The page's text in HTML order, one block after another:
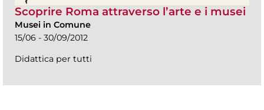
Scoprire Roma attraverso l’arte e i musei
Musei in Comune
15/06 - 30/09/2012
Didattica per tutti